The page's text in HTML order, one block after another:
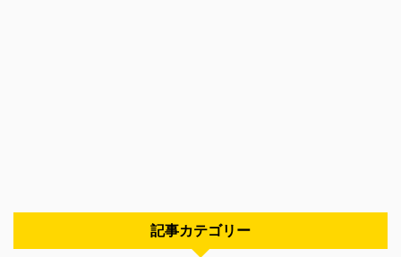
記事カテゴリー